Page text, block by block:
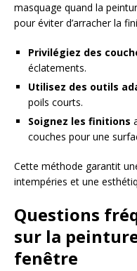
masquage quand la
pour éviter d’arracher la
Privilégiez des
éclatements.
Utilisez des outils
poils courts.
Soignez les finitions
couches pour une
Cette méthode garantit
intempéries et une
Questions
sur la
fenêtre